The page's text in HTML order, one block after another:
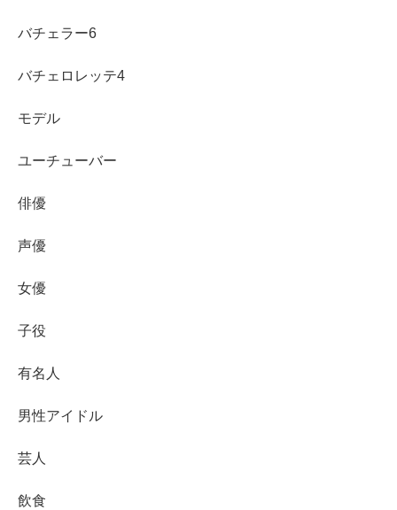
引用元：https://twitter.com/Butei_DERCI/status/1546775200506662912
このように、鬼頭明里さんを昔から知っている方々から
もちろん整形については鬼頭明里さんご本人による公表は
う。
まずこちらが割と最近の2022年6月の画像↓↓
バチェラー6
バチェロレッテ4
モデル
ユーチューバー
俳優
声優
女優
子役
有名人
男性アイドル
芸人
飲食